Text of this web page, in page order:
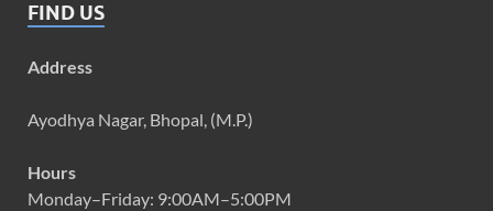
FIND US
Address
Ayodhya Nagar, Bhopal, (M.P.)
Hours
Monday–Friday: 9:00AM–5:00PM